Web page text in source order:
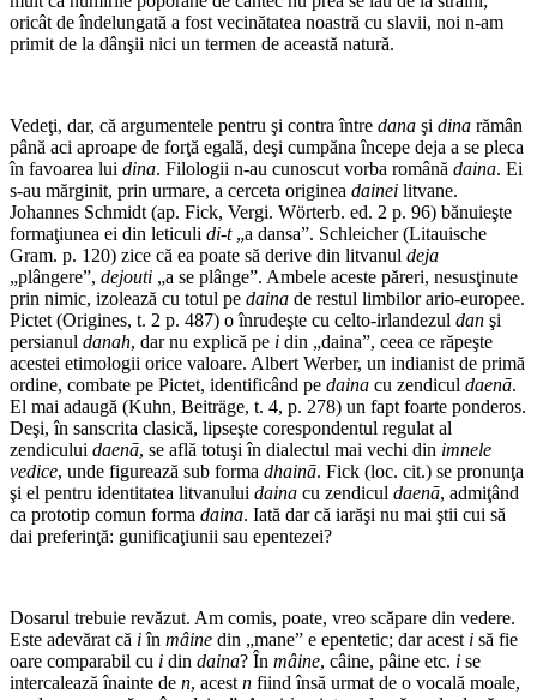
oricât de îndelungată a fost vecinătatea noastră cu slavii, noi n-am
primit de la dânşii nici un termen de această natură.
Vedeţi, dar, că argumentele pentru şi contra între dana şi dina rămân
până aci aproape de forţă egală, deşi cumpăna începe deja a se pleca
în favoarea lui dina. Filologii n-au cunoscut vorba română daina. Ei
s-au mărginit, prin urmare, a cerceta originea dainei litvane.
Johannes Schmidt (ap. Fick, Vergi. Wörterb. ed. 2 p. 96) bănuieşte
formaţiunea ei din leticuli di-t„a dansa”. Schleicher (Litauische
Gram. p. 120) zice că ea poate să derive din litvanul deja
„plângere”, dejouti „a se plânge”. Ambele aceste păreri, nesusţinute
prin nimic, izolează cu totul pe daina de restul limbilor ario-europee.
Pictet (Origines, t. 2 p. 487) o înrudeşte cu celto-irlandezul dan şi
persianul danah, dar nu explică pe i din „daina”, ceea ce răpeşte
acestei etimologii orice valoare. Albert Werber, un indianist de primă
ordine, combate pe Pictet, identificând pe daina cu zendicul daenā.
El mai adaugă (Kuhn, Beiträge, t. 4, p. 278) un fapt foarte ponderos.
Deşi, în sanscrita clasică, lipseşte corespondentul regulat al
zendicului daenā, se află totuşi în dialectul mai vechi din imnele
vedice, unde figurează sub forma dhainā. Fick (loc. cit.) se pronunţa
şi el pentru iden­titatea litvanului daina cu zendicul daenā, admiţând
ca prototip comun forma daina. Iată dar că iarăşi nu mai ştii cui să
dai preferinţă: gunificaţiunii sau epentezei?
Dosarul trebuie revăzut. Am comis, poate, vreo scăpare din vedere.
Este adevărat că iîn mâine din „mane” e epentetic; dar acest i să fie
oare comparabil cu i din daina? În mâine, câine, pâine etc. i se
intercalează înainte de n, acest n fiind însă urmat de o vocală moale,